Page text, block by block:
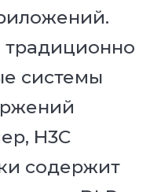
традиционно
системы
H3C
содержит